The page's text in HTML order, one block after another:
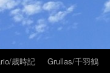
歳時記 Grullas/千羽鶴